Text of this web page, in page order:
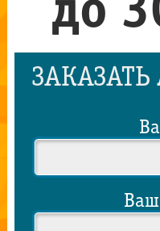
до
ЗАКАЗАТЬ